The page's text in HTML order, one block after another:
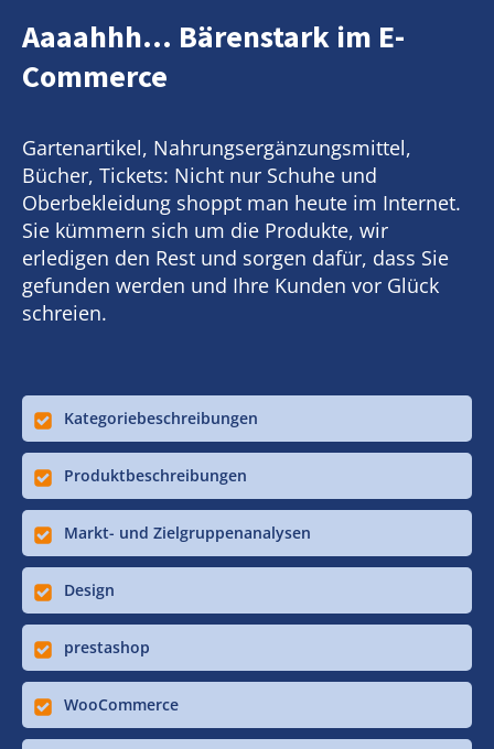
Aaaahhh... Bärenstark im E-
Commerce
Gartenartikel, Nahrungsergänzungsmittel,
Bücher, Tickets: Nicht nur Schuhe und
Oberbekleidung shoppt man heute im Internet.
Sie kümmern sich um die Produkte, wir
erledigen den Rest und sorgen dafür, dass Sie
gefunden werden und Ihre Kunden vor Glück
schreien.
Kategoriebeschreibungen
Produktbeschreibungen
Markt- und Zielgruppenanalysen
Design
prestashop
WooCommerce